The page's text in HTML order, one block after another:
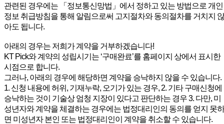
관련된 경우에는 「정보통신망법」에서 정하고 있는 방법으로 개인
정보 취급방침을 통해 알림으로써 고지절차와 동의절차를 거치지 않
아도 됩니다.
아래의 경우는 저희가 계약을 거부하겠습니다!
KT Pick와 계약의 성립시기는 ‘구매완료’를 홈페이지 상에서 표시한
시점으로 합니다.
그러나, 아래의 경우에 해당하면 계약을 승낙하지 않을 수 있습니다.
1. 신청 내용에 허위, 기재누락, 오기가 있는 경우, 2. 기타 구매신청에
승낙하는 것이 기술상 엄청 지장이 있다고 판단하는 경우 3. 다만, 미
성년자와 계약을 체결하는 경우에는 법정대리인의 동의를 얻지 못하
면 미성년자 본인 또는 법정대리인이 계약을 취소할 수 있습니다.